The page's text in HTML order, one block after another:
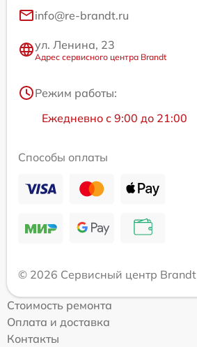
info@re-brandt.ru
ул. Ленина, 23
Адрес сервисного центра Brandt
Режим работы:
Ежедневно с 9:00 до 21:00
Способы оплаты
© 2026 Сервисный центр Brandt
Стоимость ремонта
Оплата и доставка
Контакты